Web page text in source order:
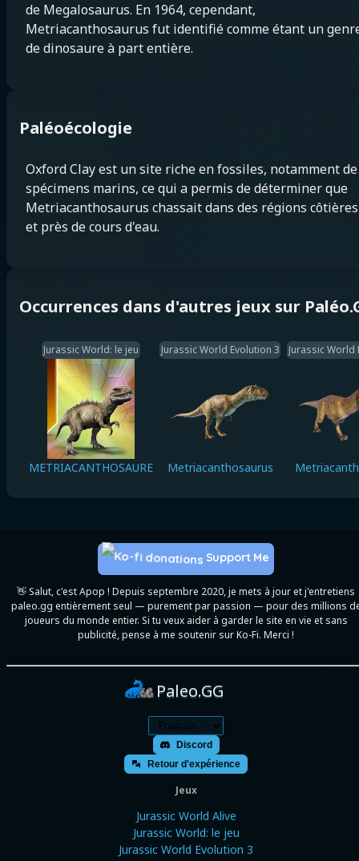
de Megalosaurus. En 1964, cependant,
Metriacanthosaurus fut identifié comme étant un
de dinosaure à part entière.
Paléoécologie
Oxford Clay est un site riche en fossiles, notamment de
spécimens marins, ce qui a permis de déterminer que
Metriacanthosaurus chassait dans des régions côtières
et près de cours d'eau.
Occurrences dans d'autres jeux sur
Jurassic World: le jeu
METRIACANTHOSAURE
Jurassic World Evolution 3
Metriacanthosaurus
Jurassic World
👋 Salut, c'est Apop ! Depuis septembre 2020, je mets à jour et j'entretiens
paleo.gg entièrement seul — purement par passion — pour des millions
joueurs du monde entier. Si tu veux aider à garder le site en vie et sans
publicité, pense à me soutenir sur Ko-Fi. Merci !
Support Me
Paleo.GG
Discord
Retour d'expérience
Jeux
Jurassic World Alive
Jurassic World: le jeu
Jurassic World Evolution 3